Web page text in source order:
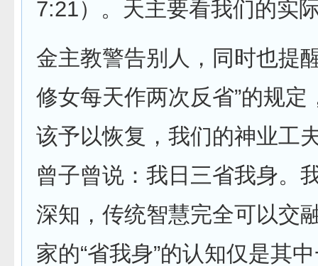
7:21）。天主要看我们的实
金主教警告别人，同时也提
修女每天作两次反省”的规
该予以恢复，我们的神业工
曾子曾说：我日三省我身。
深知，传统智慧完全可以交
家的“省我身”的认知仅是其